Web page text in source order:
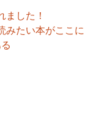
ました！
みたい本がここに